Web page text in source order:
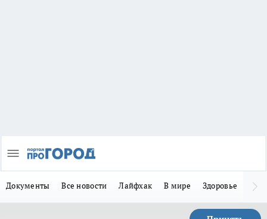
Документы Все новости Лайфхак В мире Здоровье